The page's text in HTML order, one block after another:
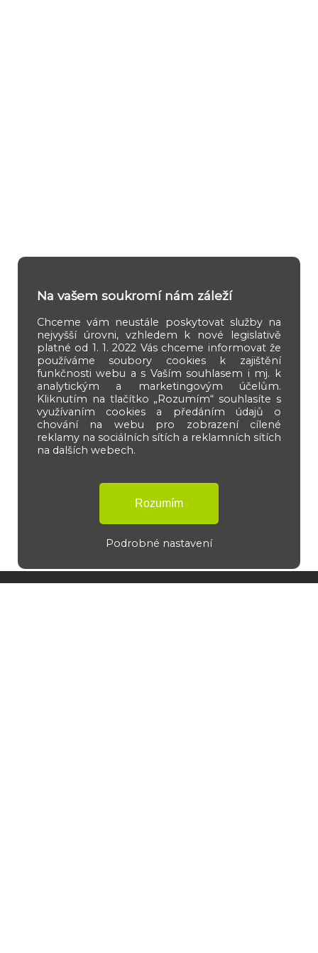
Na vašem soukromí nám záleží
Chceme vám neustále poskytovat služby na
nejvyšší úrovni, vzhledem k nové legislativě
platné od 1. 1. 2022 Vás chceme informovat že
používáme soubory cookies k zajištění
funkčnosti webu a s Vaším souhlasem i mj. k
analytickým a marketingovým účelům.
Kliknutím na tlačítko „Rozumím“ souhlasíte s
využívaním cookies a předáním údajů o
chování na webu pro zobrazení cílené
reklamy na sociálních sítích a reklamních sítích
na dalších webech.
Podrobné nastavení